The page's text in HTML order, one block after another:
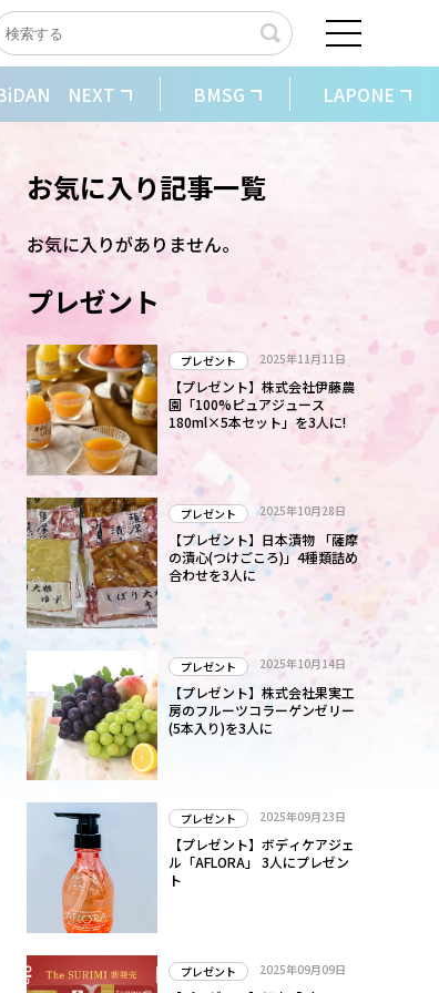
NEXT BMSG LAPONE
お気に入り記事一覧
お気に入りがありません。
プレゼント
プレゼント 2025年11月11日
【プレゼント】株式会社伊藤農
園「100%ピュアジュース
180ml×5本セット」を3人に!
プレゼント 2025年10月28日
【プレゼント】日本漬物 「薩摩
の漬心(つけごころ)」4種類詰め
合わせを3人に
プレゼント 2025年10月14日
【プレゼント】株式会社果実工
房のフルーツコラーゲンゼリー
(5本入り)を3人に
プレゼント 2025年09月23日
【プレゼント】ボディケアジェ
ル「AFLORA」 3人にプレゼン
ト
プレゼント 2025年09月09日